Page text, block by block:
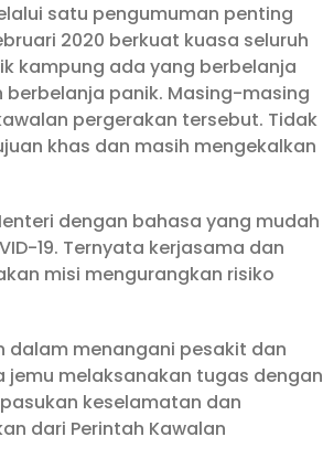
satu pengumuman penting
2020 berkuat kuasa seluruh
kampung ada yang berbelanja
panik. Masing-masing
pergerakan tersebut. Tidak
khas dan masih mengekalkan
dengan bahasa yang mudah
19. Ternyata kerjasama dan
misi mengurangkan risiko
dalam menangani pesakit dan
jemu melaksanakan tugas dengan
keselamatan dan
dari Perintah Kawalan